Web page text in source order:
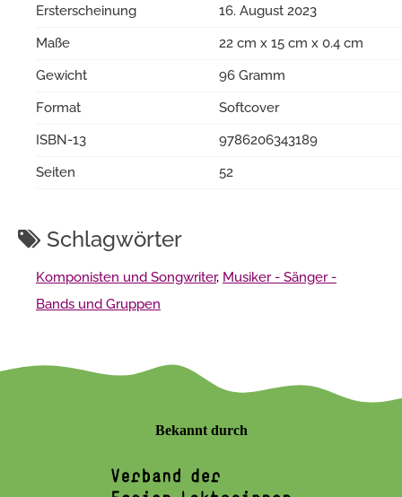
Ersterscheinung
16. August 2023
Maße
22 cm x 15 cm x 0.4 cm
Gewicht
96 Gramm
Format
Softcover
ISBN-13
9786206343189
Seiten
52
Schlagwörter
Komponisten und Songwriter, Musiker - Sänger -
Bands und Gruppen
Bekannt durch